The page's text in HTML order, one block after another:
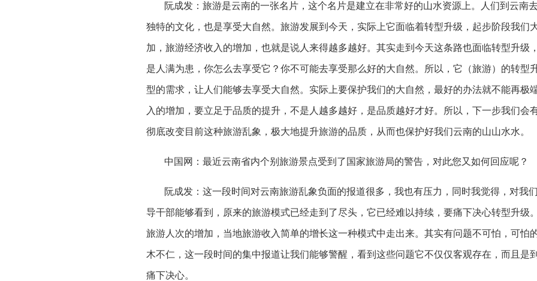
阮成发：旅游是云南的一张名片，这个名片是建立在非常好的山水资源上。人们到云南
独特的文化，也是享受大自然。旅游发展到今天，实际上它面临着转型升级，起步阶段我们
加，旅游经济收入的增加，也就是说人来得越多越好。其实走到今天这条路也面临转型升级
是人满为患，你怎么去享受它？你不可能去享受那么好的大自然。所以，它（旅游）的转型
型的需求，让人们能够去享受大自然。实际上要保护我们的大自然，最好的办法就不能再极
入的增加，要立足于品质的提升，不是人越多越好，是品质越好才好。所以，下一步我们会
彻底改变目前这种旅游乱象，极大地提升旅游的品质，从而也保护好我们云南的山山水水。
中国网：最近云南省内个别旅游景点受到了国家旅游局的警告，对此您又如何回应呢？
阮成发：这一段时间对云南旅游乱象负面的报道很多，我也有压力，同时我觉得，对我
导干部能够看到，原来的旅游模式已经走到了尽头，它已经难以持续，要痛下决心转型升级
旅游人次的增加，当地旅游收入简单的增长这一种模式中走出来。其实有问题不可怕，可怕
木不仁，这一段时间的集中报道让我们能够警醒，看到这些问题它不仅仅客观存在，而且是
痛下决心。